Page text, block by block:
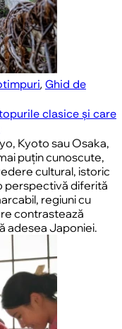
,Ghid de
clasice și care
Kyoto sau Osaka,
puțin cunoscute,
cultural, istoric
perspectivă diferită
regiuni cu
contrastează
adesea Japoniei.